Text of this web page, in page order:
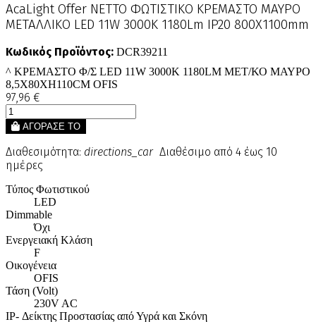
AcaLight Offer NETTO ΦΩΤΙΣΤΙΚΟ ΚΡΕΜΑΣΤΟ ΜΑΥΡΟ
ΜΕΤΑΛΛΙΚΟ LED 11W 3000K 1180Lm IP20 800Χ1100mm
Κωδικός Προϊόντος: DCR39211
^ ΚΡΕΜΑΣΤΟ Φ/Σ LED 11W 3000K 1180LM ΜΕΤ/ΚΟ ΜΑΥΡΟ
8,5Χ80ΧΗ110CM OFIS
97,96 €
ΑΓΟΡΑΣΕ ΤΟ
Διαθεσιμότητα: directions_car Διαθέσιμο από 4 έως 10
ημέρες
Τύπος Φωτιστικού
LED
Dimmable
Όχι
Ενεργειακή Κλάση
F
Οικογένεια
OFIS
Τάση (Volt)
230V AC
IP- Δείκτης Προστασίας από Υγρά και Σκόνη